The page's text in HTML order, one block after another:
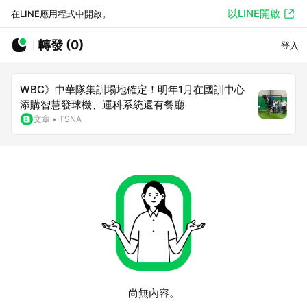
在LINE應用程式中開啟。 以LINE開啟
轉發 (0) 登入
WBC》中華隊集訓場地確定！明年1月在國訓中心
添購智慧發球機、運科系統還有餐廳
文章 • TSNA
尚無內容。